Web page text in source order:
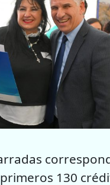
130